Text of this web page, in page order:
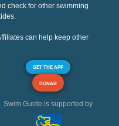
check for other swimming
can help keep other
GET THE APP
DONAR
Swim Guide is supported by